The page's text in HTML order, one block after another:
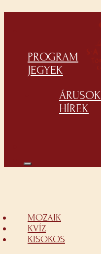
PROGRAM
JEGYEK
ÁRUSOK
HÍREK
MOZAIK
KVÍZ
KISOKOS